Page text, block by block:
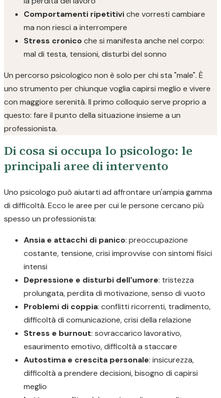
Comportamenti ripetitiviche vorresti cambiare
ma non riesci a interrompere
Stress cronicoche si manifesta anche nel corpo:
mal di testa, tensioni, disturbi del sonno
Un percorso psicologico non è solo per chi sta "male". È
uno strumento per chiunque voglia capirsi meglio e vivere
con maggiore serenità. Il primo colloquio serve proprio a
questo: fare il punto della situazione insieme a un
professionista.
Di cosa si occupa lo psicologo: le
principali aree di intervento
Uno psicologo può aiutarti ad affrontare un'ampia gamma
di difficoltà. Ecco le aree per cui le persone cercano più
spesso un professionista:
Ansia e attacchi di panico: preoccupazione
costante, tensione, crisi improvvise con sintomi fisici
intensi
Depressione e disturbi dell'umore: tristezza
prolungata, perdita di motivazione, senso di vuoto
Problemi di coppia: conflitti ricorrenti, tradimento,
difficoltà di comunicazione, crisi della relazione
Stress e burnout: sovraccarico lavorativo,
esaurimento emotivo, difficoltà a staccare
Autostima e crescita personale: insicurezza,
difficoltà a prendere decisioni, bisogno di capirsi
meglio